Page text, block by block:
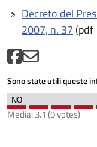
Decreto del
2007, n. 37 (pdf
Sono state utili queste
Media:3.1 (9votes)